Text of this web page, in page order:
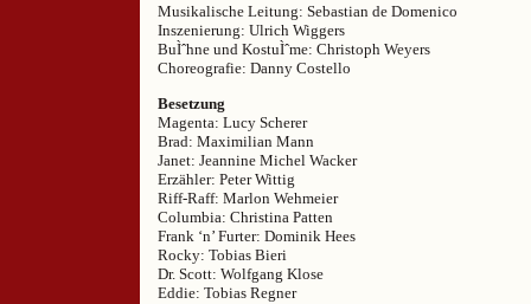
Musikalische Leitung: Sebastian de Domenico
Inszenierung: Ulrich Wiggers
BuÌˆhne und KostuÌˆme: Christoph Weyers
Choreografie: Danny Costello
Besetzung
Magenta: Lucy Scherer
Brad: Maximilian Mann
Janet: Jeannine Michel Wacker
Erzähler: Peter Wittig
Riff-Raff: Marlon Wehmeier
Columbia: Christina Patten
Frank ‘n’ Furter: Dominik Hees
Rocky: Tobias Bieri
Dr. Scott: Wolfgang Klose
Eddie: Tobias Regner